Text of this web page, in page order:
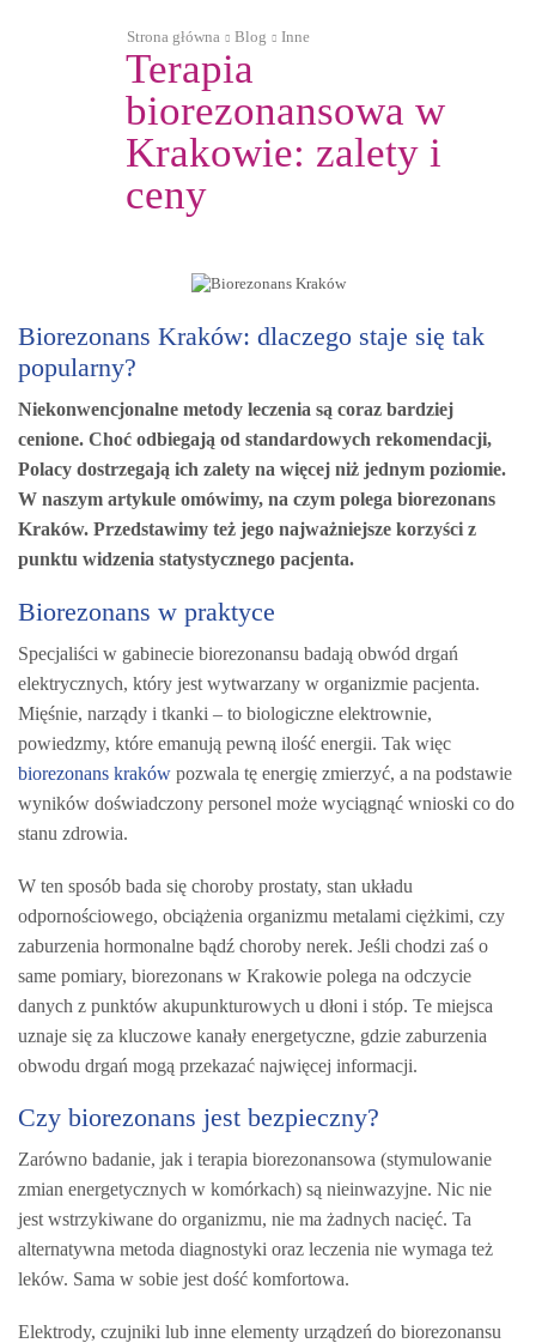
Strona główna Blog Inne
Terapia
biorezonansowa w
Krakowie: zalety i
ceny
Inne
Biorezonans Kraków: dlaczego staje się tak
popularny?
Niekonwencjonalne metody leczenia są coraz bardziej
cenione. Choć odbiegają od standardowych rekomendacji,
Polacy dostrzegają ich zalety na więcej niż jednym poziomie.
W naszym artykule omówimy, na czym polega biorezonans
Kraków. Przedstawimy też jego najważniejsze korzyści z
punktu widzenia statystycznego pacjenta.
Biorezonans w praktyce
Specjaliści w gabinecie biorezonansu badają obwód drgań
elektrycznych, który jest wytwarzany w organizmie pacjenta.
Mięśnie, narządy i tkanki – to biologiczne elektrownie,
powiedzmy, które emanują pewną ilość energii. Tak więc
biorezonans kraków pozwala tę energię zmierzyć, a na podstawie
wyników doświadczony personel może wyciągnąć wnioski co do
stanu zdrowia.
W ten sposób bada się choroby prostaty, stan układu
odpornościowego, obciążenia organizmu metalami ciężkimi, czy
zaburzenia hormonalne bądź choroby nerek. Jeśli chodzi zaś o
same pomiary, biorezonans w Krakowie polega na odczycie
danych z punktów akupunkturowych u dłoni i stóp. Te miejsca
uznaje się za kluczowe kanały energetyczne, gdzie zaburzenia
obwodu drgań mogą przekazać najwięcej informacji.
Czy biorezonans jest bezpieczny?
Zarówno badanie, jak i terapia biorezonansowa (stymulowanie
zmian energetycznych w komórkach) są nieinwazyjne. Nic nie
jest wstrzykiwane do organizmu, nie ma żadnych nacięć. Ta
alternatywna metoda diagnostyki oraz leczenia nie wymaga też
leków. Sama w sobie jest dość komfortowa.
Elektrody, czujniki lub inne elementy urządzeń do biorezonansu